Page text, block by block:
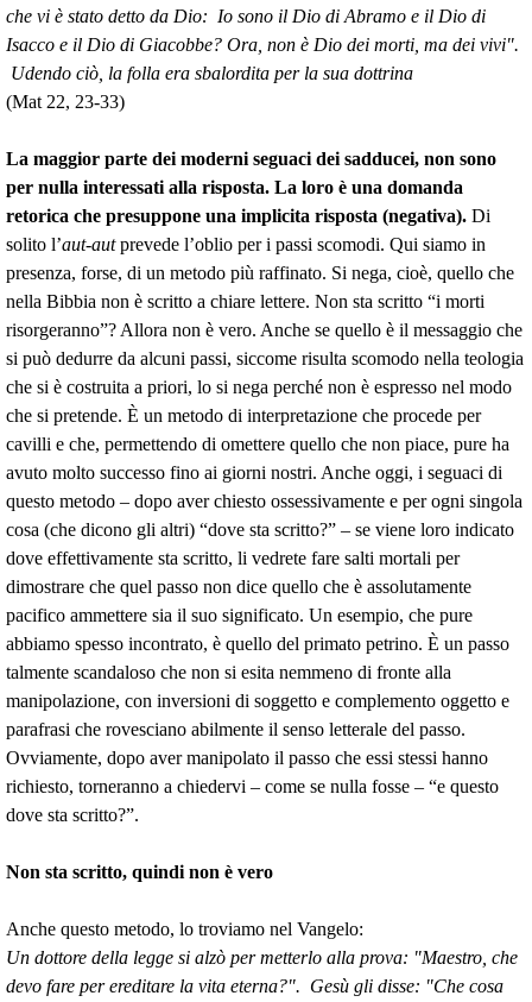
che vi è stato detto da Dio: Io sono il Dio di Abramo e il Dio di
Isacco e il Dio di Giacobbe? Ora, non è Dio dei morti, ma dei vivi".
Udendo ciò, la folla era sbalordita per la sua dottrina
(Mat 22, 23-33)
La maggior parte dei moderni seguaci dei sadducei, non sono
per nulla interessati alla risposta. La loro è una domanda
retorica che presuppone una implicita risposta (negativa). Di
solito l’aut-autprevede l’oblio per i passi scomodi. Qui siamo in
presenza, forse, di un metodo più raffinato. Si nega, cioè, quello che
nella Bibbia non è scritto a chiare lettere. Non sta scritto “i morti
risorgeranno”? Allora non è vero. Anche se quello è il messaggio che
si può dedurre da alcuni passi, siccome risulta scomodo nella teologia
che si è costruita a priori, lo si nega perché non è espresso nel modo
che si pretende. È un metodo di interpretazione che procede per
cavilli e che, permettendo di omettere quello che non piace, pure ha
avuto molto successo fino ai giorni nostri. Anche oggi, i seguaci di
questo metodo – dopo aver chiesto ossessivamente e per ogni singola
cosa (che dicono gli altri) “dove sta scritto?” – se viene loro indicato
dove effettivamente sta scritto, li vedrete fare salti mortali per
dimostrare che quel passo non dice quello che è assolutamente
pacifico ammettere sia il suo significato. Un esempio, che pure
abbiamo spesso incontrato, è quello del primato petrino. È un passo
talmente scandaloso che non si esita nemmeno di fronte alla
manipolazione, con inversioni di soggetto e complemento oggetto e
parafrasi che rovesciano abilmente il senso letterale del passo.
Ovviamente, dopo aver manipolato il passo che essi stessi hanno
richiesto, torneranno a chiedervi – come se nulla fosse – “e questo
dove sta scritto?”.
Non sta scritto, quindi non è vero
Anche questo metodo, lo troviamo nel Vangelo:
Un dottore della legge si alzò per metterlo alla prova: "Maestro, che
devo fare per ereditare la vita eterna?". Gesù gli disse: "Che cosa